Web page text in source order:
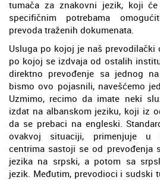
tumača za znakovni jezik, koji
specifičnim potrebama
prevoda traženih dokumenata.
Usluga po kojoj je naš prevodilački
po kojoj se izdvaja od ostalih
direktno prevođenje sa jednog
bismo ovo pojasnili, navešćemo
Uzmimo, recimo da imate neki
izdat na albanskom jeziku, koji iz
da se prebaci na engleski.
ovakvoj situaciji, primenjuje u
centrima sastoji se od prevođenja
jezika na srpski, a potom sa
jezik. Međutim, prevodioci i sudski